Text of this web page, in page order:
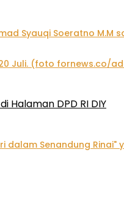
Halaman DPD RI DIY